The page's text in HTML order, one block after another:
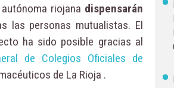
riojana dispensarán
las personas mutualistas. El
ha sido posible gracias al
de Colegios Oficiales de
de La Rioja .